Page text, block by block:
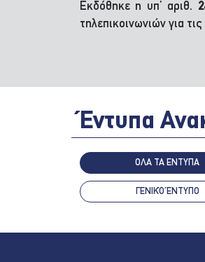
Εκδόθηκε η υπ’ αριθ.
τηλεπικοινωνιών για
Έντυπα
ΟΛΑ ΤΑ ΕΝΤΥΠΑ
ΓΕΝΙΚΌ ΈΝΤΥΠΟ